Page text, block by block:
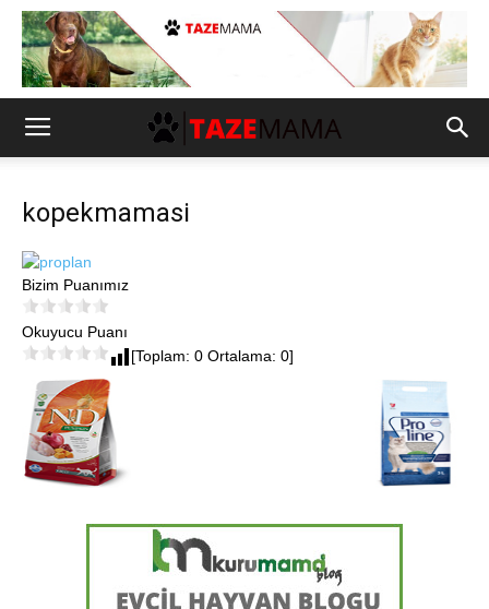
kopekmamasi
Bizim Puanımız
Okuyucu Puanı
[Toplam: 0 Ortalama: 0]